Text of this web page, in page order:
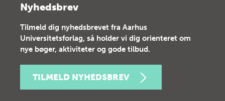
Nyhedsbrev
Tilmeld dig nyhedsbrevet fra Aarhus
Universitetsforlag, så holder vi dig orienteret om
nye bøger, aktiviteter og gode tilbud.
TILMELD NYHEDSBREV